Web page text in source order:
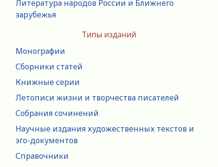
Литература народов России и Ближнего
зарубежья
Типы изданий
Монографии
Сборники статей
Книжные серии
Летописи жизни и творчества писателей
Собрания сочинений
Научные издания художественных текстов и
эго-документов
Справочники